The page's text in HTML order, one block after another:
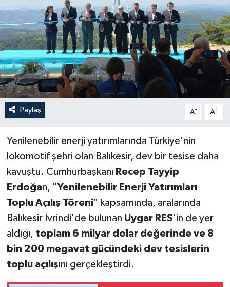
Paylaş A- A+
Yenilenebilir enerji yatırımlarında Türkiye'nin
lokomotif şehri olan Balıkesir, dev bir tesise daha
kavuştu. Cumhurbaşkanı Recep Tayyip
Erdoğan, "Yenilenebilir Enerji Yatırımları
Toplu Açılış Töreni" kapsamında, aralarında
Balıkesir İvrindi'de bulunan Uygar RES’in de yer
aldığı, toplam 6 milyar dolar değerinde ve 8
bin 200 megavat gücündeki dev tesislerin
toplu açılışını gerçekleştirdi.